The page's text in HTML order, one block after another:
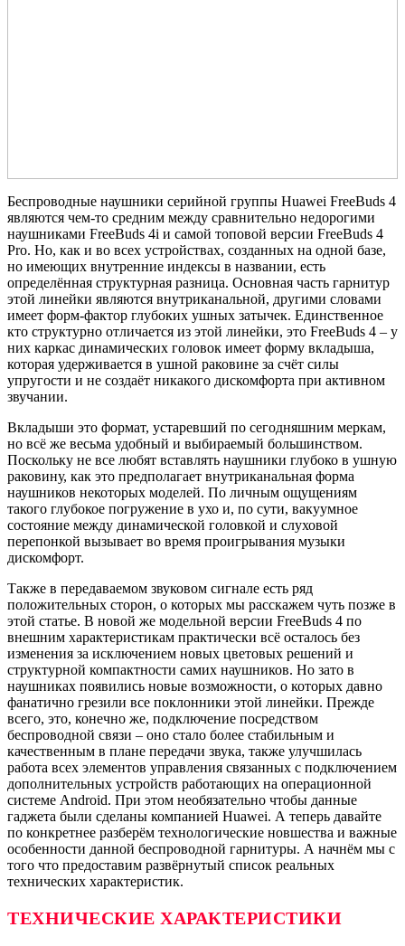
Беспроводные наушники серийной группы Huawei FreeBuds 4
являются чем-то средним между сравнительно недорогими
наушниками FreeBuds 4i и самой топовой версии FreeBuds 4
Pro. Но, как и во всех устройствах, созданных на одной базе,
но имеющих внутренние индексы в названии, есть
определённая структурная разница. Основная часть гарнитур
этой линейки являются внутриканальной, другими словами
имеет форм-фактор глубоких ушных затычек. Единственное
кто структурно отличается из этой линейки, это FreeBuds 4 – у
них каркас динамических головок имеет форму вкладыша,
которая удерживается в ушной раковине за счёт силы
упругости и не создаёт никакого дискомфорта при активном
звучании.
Вкладыши это формат, устаревший по сегодняшним меркам,
но всё же весьма удобный и выбираемый большинством.
Поскольку не все любят вставлять наушники глубоко в ушную
раковину, как это предполагает внутриканальная форма
наушников некоторых моделей. По личным ощущениям
такого глубокое погружение в ухо и, по сути, вакуумное
состояние между динамической головкой и слуховой
перепонкой вызывает во время проигрывания музыки
дискомфорт.
Также в передаваемом звуковом сигнале есть ряд
положительных сторон, о которых мы расскажем чуть позже в
этой статье. В новой же модельной версии FreeBuds 4 по
внешним характеристикам практически всё осталось без
изменения за исключением новых цветовых решений и
структурной компактности самих наушников. Но зато в
наушниках появились новые возможности, о которых давно
фанатично грезили все поклонники этой линейки. Прежде
всего, это, конечно же, подключение посредством
беспроводной связи – оно стало более стабильным и
качественным в плане передачи звука, также улучшилась
работа всех элементов управления связанных с подключением
дополнительных устройств работающих на операционной
системе Android. При этом необязательно чтобы данные
гаджета были сделаны компанией Huawei. А теперь давайте
по конкретнее разберём технологические новшества и важные
особенности данной беспроводной гарнитуры. А начнём мы с
того что предоставим развёрнутый список реальных
технических характеристик.
ТЕХНИЧЕСКИЕ ХАРАКТЕРИСТИКИ